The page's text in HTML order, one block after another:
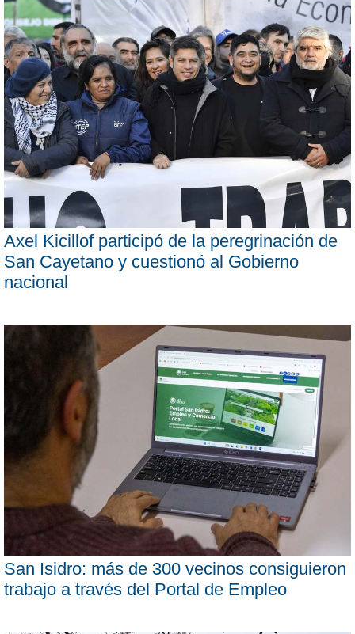
Axel Kicillof participó de la peregrinación de
San Cayetano y cuestionó al Gobierno
nacional
San Isidro: más de 300 vecinos consiguieron
trabajo a través del Portal de Empleo